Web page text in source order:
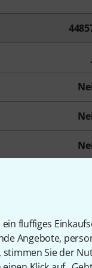
fluffiges
Angebote,
Sie der